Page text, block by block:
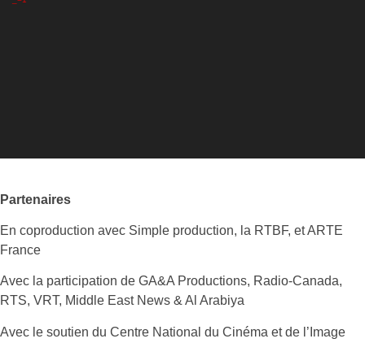
Partenaires
En coproduction avec Simple production, la RTBF, et ARTE
France
Avec la participation de GA&A Productions, Radio-Canada,
RTS, VRT, Middle East News & Al Arabiya
Avec le soutien du Centre National du Cinéma et de l’Image